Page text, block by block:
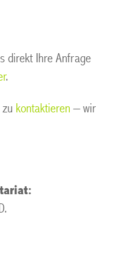
direkt Ihre Anfrage
.
kontaktieren – wir